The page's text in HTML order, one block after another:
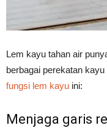
Lem kayu tahan air
berbagai perekatan
fungsi lem kayu ini:
Menjaga garis